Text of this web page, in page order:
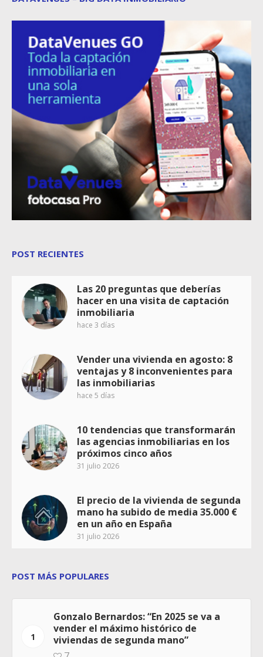
POST RECIENTES
Las 20 preguntas que deberías
hacer en una visita de captación
inmobiliaria
hace 3 días
Vender una vivienda en agosto: 8
ventajas y 8 inconvenientes para
las inmobiliarias
hace 5 días
10 tendencias que transformarán
las agencias inmobiliarias en los
próximos cinco años
31 julio 2026
El precio de la vivienda de segunda
mano ha subido de media 35.000 €
en un año en España
31 julio 2026
POST MÁS POPULARES
1
Gonzalo Bernardos: “En 2025 se va a
vender el máximo histórico de
viviendas de segunda mano”